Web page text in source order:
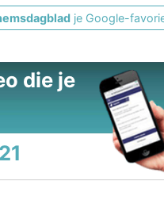
je Google-
die je